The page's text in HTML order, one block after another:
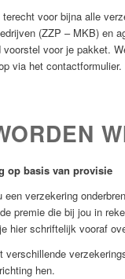
voor bijna alle
(ZZP – MKB) en
voor je pakket.
via het contactformulier.
op basis van provisie
een verzekering
premie die bij jou in
hier schriftelijk vooraf
verschillende
hen.